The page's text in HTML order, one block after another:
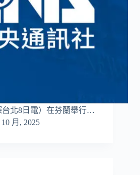
台北8日電）在芬蘭舉行…
10 月, 2025